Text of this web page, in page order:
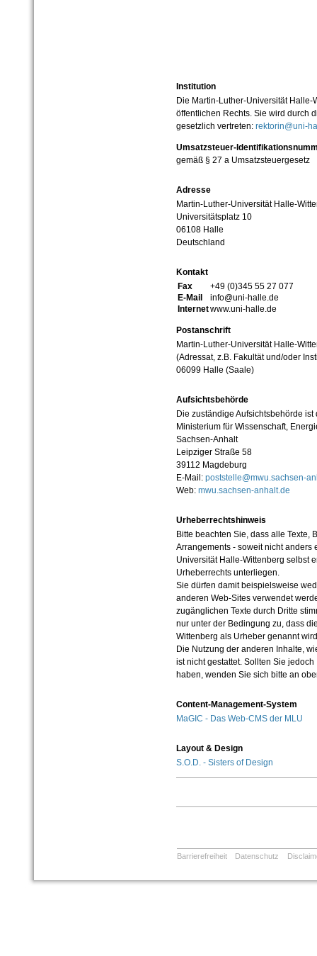
Institution
Die Martin-Luther-Universität
öffentlichen Rechts. Sie wird durch
gesetzlich vertreten: rektorin@uni-
Umsatzsteuer-
gemäß § 27 a Umsatzsteuergesetz
Adresse
Martin-Luther-Universität Halle-
Universitätsplatz 10
06108 Halle
Deutschland
Kontakt
Fax
+49 (0)345 55 27 077
E-Mail
info@uni-halle.de
Internetwww.uni-halle.de
Postanschrift
Martin-Luther-Universität Halle-
(Adressat, z.B. Fakultät und/oder
06099 Halle (Saale)
Aufsichtsbehörde
Die zuständige Aufsichtsbehörde ist
Ministerium für Wissenschaft,
Sachsen-Anhalt
Leipziger Straße 58
39112 Magdeburg
E-Mail: poststelle@mwu.sachsen-
Web: mwu.sachsen-anhalt.de
Urheberrechtshinweis
Bitte beachten Sie, dass alle Texte,
Arrangements - soweit nicht anders
Universität Halle-Wittenberg selbst
Urheberrechts unterliegen.
Sie dürfen damit beispielsweise
anderen Web-Sites verwendet
zugänglichen Texte durch Dritte
nur unter der Bedingung zu, dass
Wittenberg als Urheber genannt
Die Nutzung der anderen Inhalte,
ist nicht gestattet. Sollten Sie
haben, wenden Sie sich bitte an
Content-Management-System
MaGIC - Das Web-CMS der MLU
Layout & Design
S.O.D. - Sisters of Design
Barrierefreiheit Datenschutz